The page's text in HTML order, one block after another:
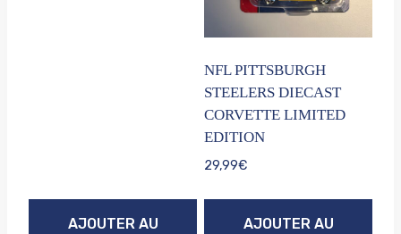
AJOUTER AU
NFL PITTSBURGH
STEELERS DIECAST
CORVETTE LIMITED
EDITION
29,99€
AJOUTER AU